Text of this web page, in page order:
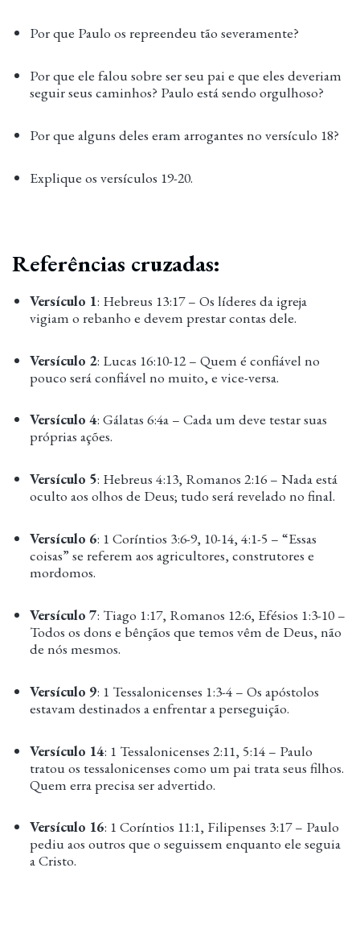
Por que Paulo os repreendeu tão severamente?
Por que ele falou sobre ser seu pai e que eles deveriam
seguir seus caminhos? Paulo está sendo orgulhoso?
Por que alguns deles eram arrogantes no versículo 18?
Explique os versículos 19-20.
Referências cruzadas:
Versículo 1: Hebreus 13:17 – Os líderes da igreja
vigiam o rebanho e devem prestar contas dele.
Versículo 2: Lucas 16:10-12 – Quem é confiável no
pouco será confiável no muito, e vice-versa.
Versículo 4: Gálatas 6:4a – Cada um deve testar suas
próprias ações.
Versículo 5: Hebreus 4:13, Romanos 2:16 – Nada está
oculto aos olhos de Deus; tudo será revelado no final.
Versículo 6: 1 Coríntios 3:6-9, 10-14, 4:1-5 – “Essas
coisas” se referem aos agricultores, construtores e
mordomos.
Versículo 7: Tiago 1:17, Romanos 12:6, Efésios 1:3-10 –
Todos os dons e bênçãos que temos vêm de Deus, não
de nós mesmos.
Versículo 9: 1 Tessalonicenses 1:3-4 – Os apóstolos
estavam destinados a enfrentar a perseguição.
Versículo 14: 1 Tessalonicenses 2:11, 5:14 – Paulo
tratou os tessalonicenses como um pai trata seus filhos.
Quem erra precisa ser advertido.
Versículo 16: 1 Coríntios 11:1, Filipenses 3:17 – Paulo
pediu aos outros que o seguissem enquanto ele seguia
a Cristo.